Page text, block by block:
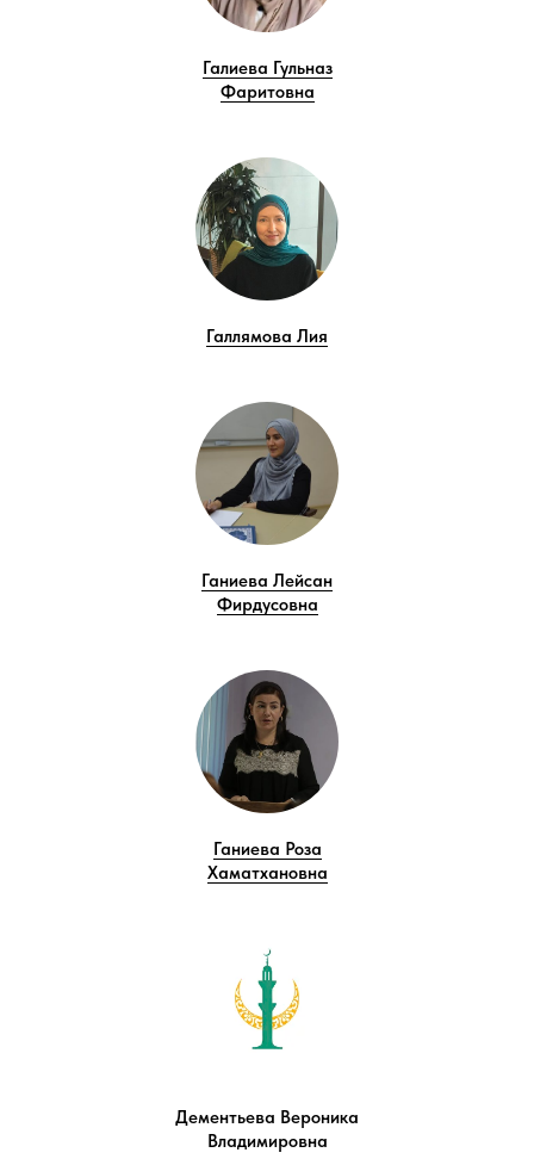
Галиева Гульназ
Фаритовна
Галлямова Лия
Ганиева Лейсан
Фирдусовна
Ганиева Роза
Хаматхановна
Дементьева Вероника
Владимировна